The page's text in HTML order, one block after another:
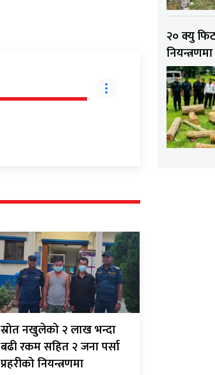
स्रोत नखुलेको २ लाख भन्दा
बढी रकम सहित २ जना पर्सा
प्रहरीको नियन्त्रणमा
२० क्यु
नियन्त्रणमा